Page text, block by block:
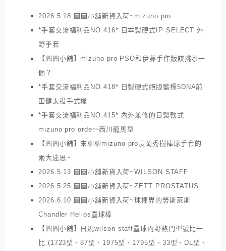
2026.5.18 圓圓小舖新貨入荷~mizuno pro
*手套交流福利品NO.416* 日本製硬式IP SELECT 外
野手套
【圓圓小舖】mizuno pro PSO和伊藤手作版該挑哪一
個？
*手套交流福利品NO.418* 日製硬式絕版藍標5DNA前
田健太投手式樣
*手套交流福利品NO.415* 內外兼修的日製軟式
mizuno pro order~西川龍馬型
【圓圓小舖】來聊聊mizuno pro長岡秀樹棒球手套的
兩大迷思~
2026.5.13 圓圓小舖新貨入荷~WILSON STAFF
2026.5.25 圓圓小舖新貨入荷~ZETT PROSTATUS
2026.6.10 圓圓小舖新貨入荷~球棒界的勞斯萊斯
Chandler Helios壘球棒
【圓圓小舖】日規wilson staff壘球內野熱門型號比一
比 (1723型、87型、1975型、1795型、33型、DL型、